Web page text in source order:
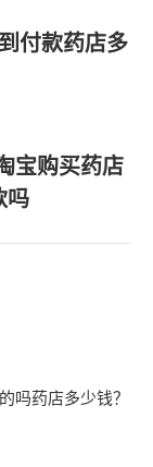
付款药店多
宝购买药店
吗
吗药店多少钱？